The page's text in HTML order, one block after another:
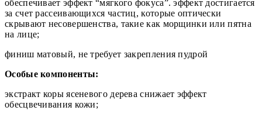
обеспечивает эффект “мягкого фокуса”. эффект достигается
за счет рассеивающихся частиц, которые оптически
скрывают несовершенства, такие как морщинки или пятна
на лице;
финиш матовый, не требует закрепления пудрой
Особые компоненты:
экстракт коры ясеневого дерева снижает эффект
обесцвечивания кожи;